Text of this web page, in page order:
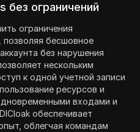
без ограничений
ограничения
позволяя бесшовное
без нарушения
нескольким
к одной учетной записи
ресурсов и
входами и
обеспечивает
облегчая командам